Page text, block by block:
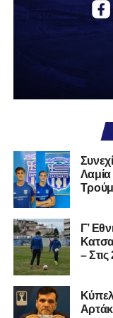
αν πρέπει να το
δείχνει να μην
φίλαθλοι και
Ασχολούνται
παρά με τις δικές
στον διπλανό το
ομπρέλα μέσα στο
εμπειρία
εικόνα ομάδας-
αποφάσεων» και
ομολογούν
Γ’
–